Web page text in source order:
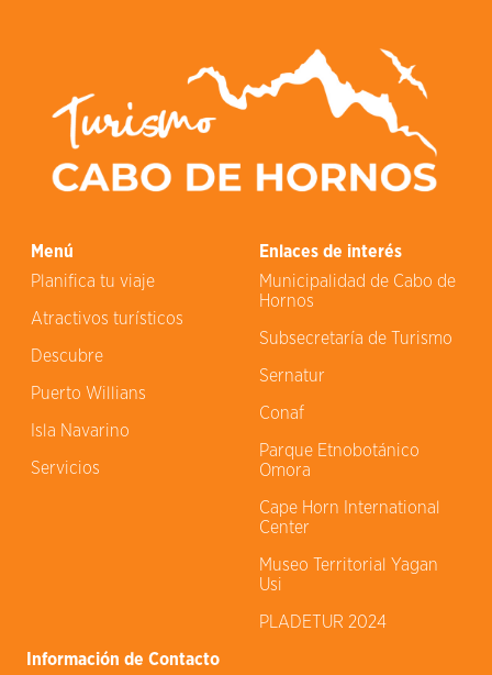
Menú
Planifica tu viaje
Atractivos turísticos
Descubre
Puerto Willians
Isla Navarino
Servicios
Enlaces de interés
Municipalidad de Cabo de
Hornos
Subsecretaría de Turismo
Sernatur
Conaf
Parque Etnobotánico
Omora
Cape Horn International
Center
Museo Territorial Yagan
Usi
PLADETUR 2024
Información de Contacto